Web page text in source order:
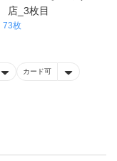
73枚
カード可